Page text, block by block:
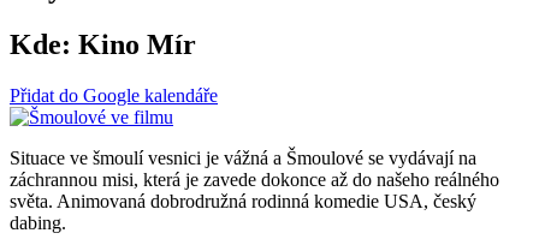
Kde: Kino Mír
Přidat do Google kalendáře
Situace ve šmoulí vesnici je vážná a Šmoulové se vydávají na
záchrannou misi, která je zavede dokonce až do našeho reálného
světa. Animovaná dobrodružná rodinná komedie USA, český
dabing.